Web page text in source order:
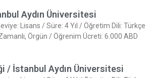
Aydın Üniversitesi
Lisans / Süre: 4 Yıl / Öğretim Dili: Türkçe
Örgün / Öğrenim Ücreti: 6.000 ABD
/ İstanbul Aydın Üniversitesi